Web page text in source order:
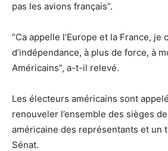
pas les avions français”.
“Ca appelle l’Europe et la France, je
d’indépendance, à plus de force, à
Américains”, a-t-il relevé.
Les électeurs américains sont
renouveler l’ensemble des sièges
américaine des représentants et un
Sénat.